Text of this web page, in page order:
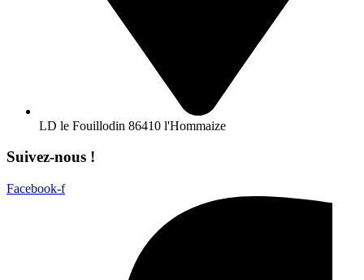
LD le Fouillodin 86410 l'Hommaize
Suivez-nous !
Facebook-f